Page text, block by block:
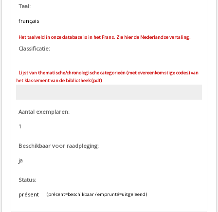
Taal:
français
Het taalveld in onze database is in het Frans. Zie hier de Nederlandse vertaling.
Classificatie:
Lijst van thematische/chronologische categorieën (met overeenkomstige codes) van
het klassement van de bibliotheek (pdf)
Aantal exemplaren:
1
Beschikbaar voor raadpleging:
ja
Status:
présent
(présent=beschikbaar / emprunté=uitgeleend)